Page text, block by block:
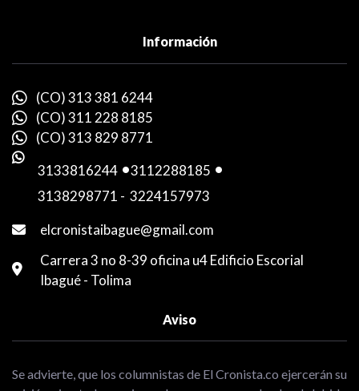
Información
(CO) 313 381 6244
(CO) 311 228 8185
(CO) 313 829 8771
3133816244 -3112288185 -
3138298771 - 3224157973
elcronistaibague@gmail.com
Carrera 3 no 8-39 oficina u4 Edificio Escorial
Ibagué - Tolima
Aviso
Se advierte, que los columnistas de El Cronista.co ejercerán su